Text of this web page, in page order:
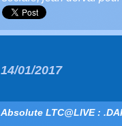
14/01/2017
Absolute LTC@LIVE :